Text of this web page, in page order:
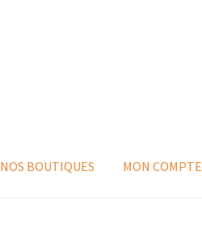
NOS BOUTIQUES MON COMPTE